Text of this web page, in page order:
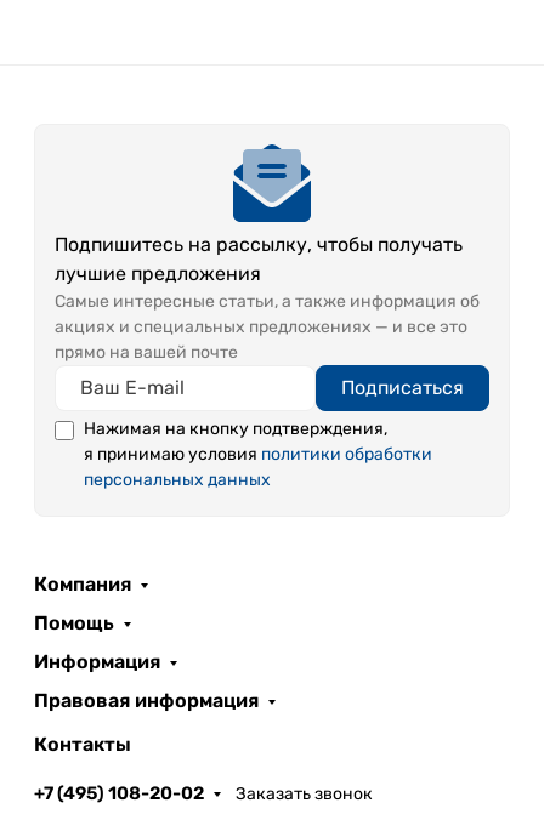
Подпишитесь на рассылку, чтобы получать
лучшие предложения
Самые интересные статьи, а также информация об
акциях и специальных предложениях — и все это
прямо на вашей почте
Подписаться
Нажимая на кнопку подтверждения,
я принимаю условия политики обработки
персональных данных
Компания
Помощь
Информация
Правовая информация
Контакты
+7 (495) 108-20-02 Заказать звонок